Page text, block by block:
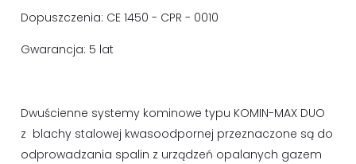
Dopuszczenia: CE 1450 - CPR - 0010
Gwarancja: 5 lat
Dwuścienne systemy kominowe typu KOMIN-MAX DUO
z blachy stalowej kwasoodpornej przeznaczone są do
odprowadzania spalin z urządzeń opalanych gazem